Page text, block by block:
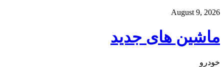
August 9, 2026
ماشین های جدید
خودرو